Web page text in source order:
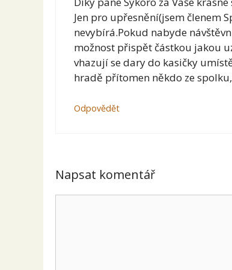
Jen pro upřesnění(jsem členem
nevybírá.Pokud nabyde
možnost přispět částkou jakou
vhazují se dary do kasičky
hradě přítomen někdo ze
Odpovědět
Napsat komentář